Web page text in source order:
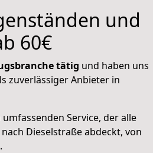
und
60€
tätig und haben uns
zuverlässiger Anbieter in
Service, der alle
Dieselstraße abdeckt, von